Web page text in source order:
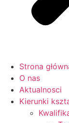
Strona
O nas
Aktualnosci
Kierunki